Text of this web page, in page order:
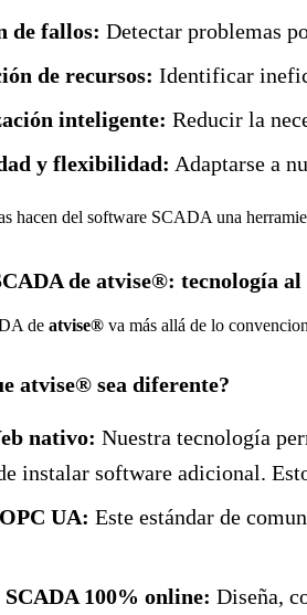
de fallos: Detectar problemas
de recursos: Identificar
inteligente: Reducir la
y flexibilidad: Adaptarse a
hacen del software SCADA una
de atvise®: tecnología
de atvise® va más allá de lo
atvise® sea diferente?
nativo: Nuestra tecnología
instalar software adicional.
UA: Este estándar de
100% online: Diseña,